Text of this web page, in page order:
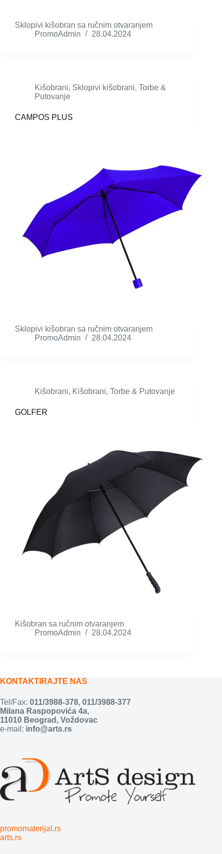
Sklopivi kišobran sa ručnim otvaranjem
PromoAdmin
28.04.2024
Kišobrani, Sklopivi kišobrani, Torbe &
Putovanje
CAMPOS PLUS
Sklopivi kišobran sa ručnim otvaranjem
PromoAdmin
28.04.2024
Kišobrani, Kišobrani, Torbe & Putovanje
GOLFER
Kišobran sa ručnim otvaranjem
PromoAdmin
28.04.2024
KONTAKTIRAJTE NAS
Tel/Fax: 011/3988-378, 011/3988-377
Milana Raspopovića 4a,
11010 Beograd, Voždovac
e-mail: info@arts.rs
promomaterijal.rs
arts.rs